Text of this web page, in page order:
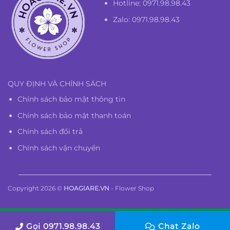
Hotline:0971.98.98.43
Zalo: 0971.98.98.43
QUY ĐỊNH VÀ CHÍNH SÁCH
Chính sách bảo mật thông tin
Chính sách bảo mật thanh toán
Chính sách đổi trả
Chính sách vận chuyển
Copyright 2026 © HOAGIARE.VN - Flower Shop
Gọi 0971.98.98.43 Chat Zalo